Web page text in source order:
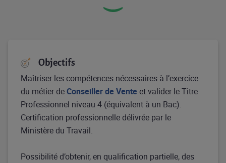
Objectifs
Maîtriser les compétences nécessaires à l’exercice
du métier deConseiller de Venteet valider le Titre
Professionnel niveau 4 (équivalent à un Bac).
Certification professionnelle délivrée par le
Ministère du Travail.
Possibilité d’obtenir, en qualification partielle, des